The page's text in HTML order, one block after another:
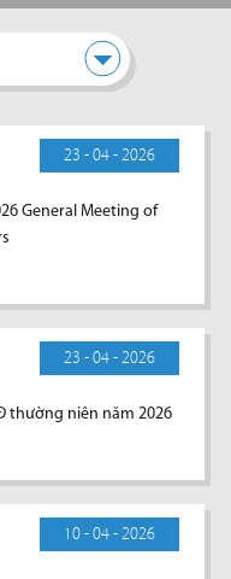
23 - 04 - 2026
General Meeting of
23 - 04 - 2026
thường niên năm 2026
10 - 04 - 2026